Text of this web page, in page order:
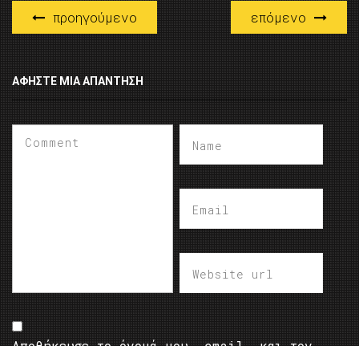
προηγούμενο επόμενο
ΑΦΉΣΤΕ ΜΙΑ ΑΠΆΝΤΗΣΗ